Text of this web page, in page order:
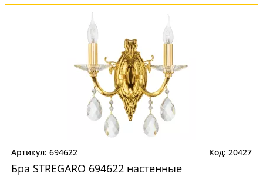
694622 20427
Бра STREGARO 694622 настенные